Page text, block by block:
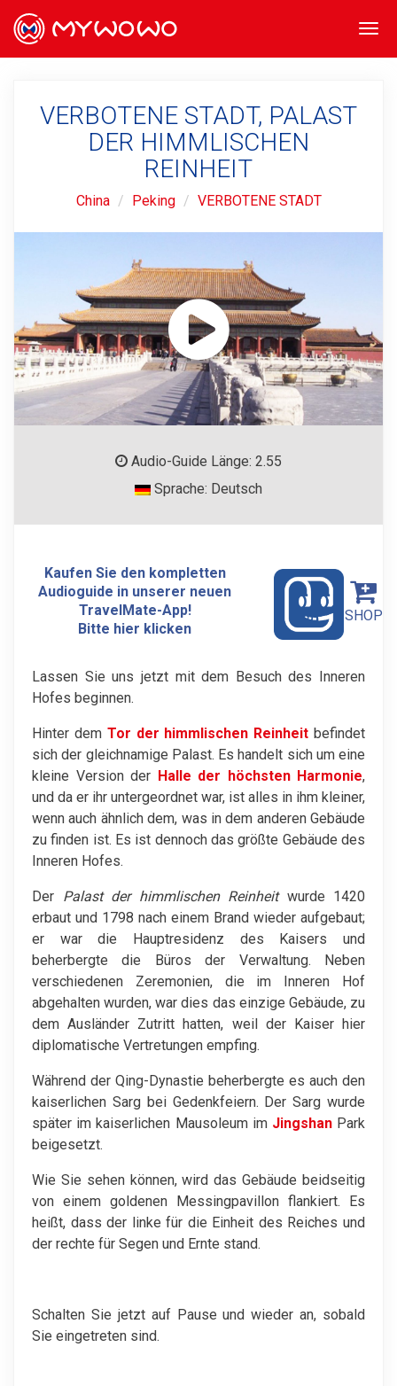
VERBOTENE STADT, PALAST
DER HIMMLISCHEN
REINHEIT
China Peking VERBOTENE STADT
Audio-Guide Länge: 2.55
Sprache: Deutsch
Kaufen Sie den kompletten
Audioguide in unserer neuen
TravelMate-App!
Bitte hier klicken
SHOP
Lassen Sie uns jetzt mit dem Besuch des Inneren
Hofes beginnen.
Hinter dem Tor der himmlischen Reinheit befindet
sich der gleichnamige Palast. Es handelt sich um eine
kleine Version der Halle der höchsten Harmonie,
und da er ihr untergeordnet war, ist alles in ihm kleiner,
wenn auch ähnlich dem, was in dem anderen Gebäude
zu finden ist. Es ist dennoch das größte Gebäude des
Inneren Hofes.
Der Palast der himmlischen Reinheitwurde 1420
erbaut und 1798 nach einem Brand wieder aufgebaut;
er war die Hauptresidenz des Kaisers und
beherbergte die Büros der Verwaltung. Neben
verschiedenen Zeremonien, die im Inneren Hof
abgehalten wurden, war dies das einzige Gebäude, zu
dem Ausländer Zutritt hatten, weil der Kaiser hier
diplomatische Vertretungen empfing.
Während der Qing-Dynastie beherbergte es auch den
kaiserlichen Sarg bei Gedenkfeiern. Der Sarg wurde
später im kaiserlichen Mausoleum im JingshanPark
beigesetzt.
Wie Sie sehen können, wird das Gebäude beidseitig
von einem goldenen Messingpavillon flankiert. Es
heißt, dass der linke für die Einheit des Reiches und
der rechte für Segen und Ernte stand.
Schalten Sie jetzt auf Pause und wieder an, sobald
Sie eingetreten sind.